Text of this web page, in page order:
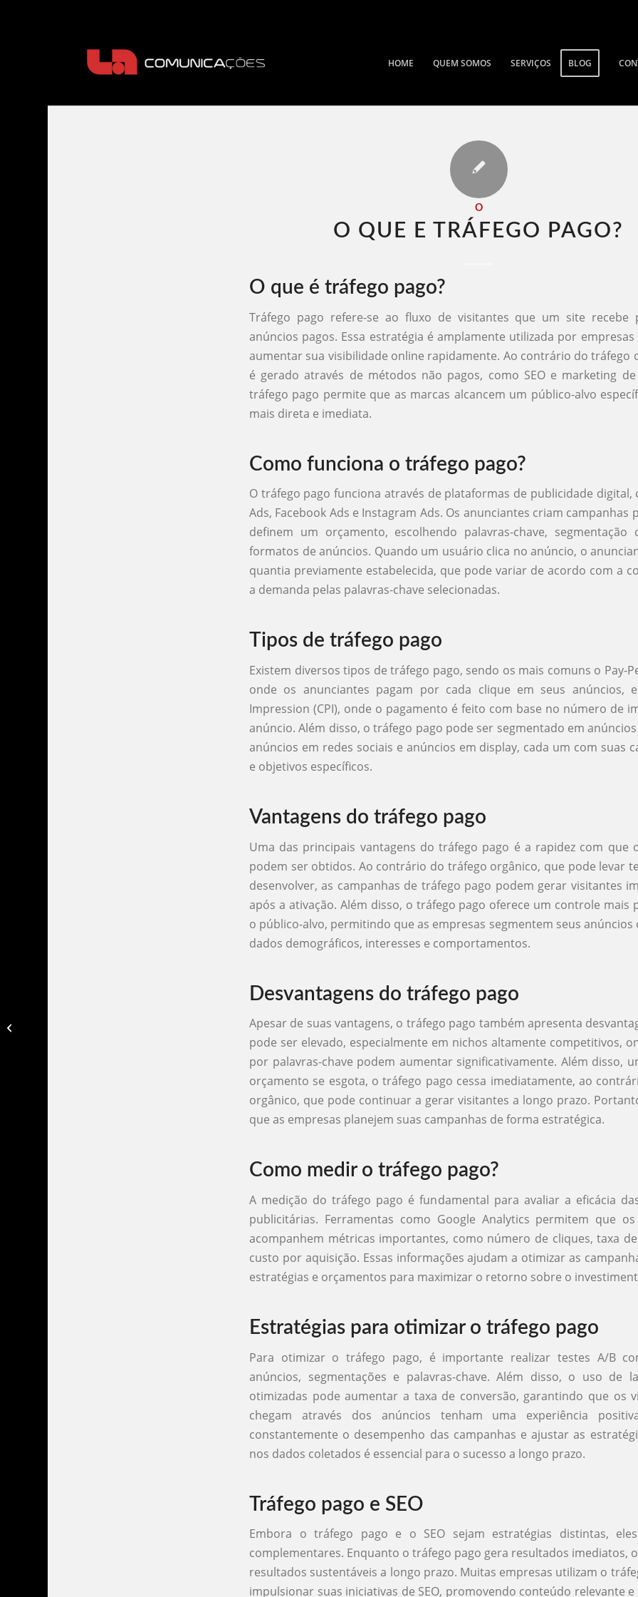
HOME QUEM SOMOS SERVIÇOS BLOG
O
O QUE E TRÁFEGO PAGO​?
O que é tráfego pago?
Tráfego pago refere-se ao fluxo de visitantes que um site recebe
anúncios pagos. Essa estratégia é amplamente utilizada por empresas
aumentar sua visibilidade online rapidamente. Ao contrário do tráfego
é gerado através de métodos não pagos, como SEO e marketing
tráfego pago permite que as marcas alcancem um público-alvo
mais direta e imediata.
Como funciona o tráfego pago?
O tráfego pago funciona através de plataformas de publicidade digital,
Ads, Facebook Ads e Instagram Ads. Os anunciantes criam campanhas
definem um orçamento, escolhendo palavras-chave, segmentação
formatos de anúncios. Quando um usuário clica no anúncio, o
quantia previamente estabelecida, que pode variar de acordo com a
a demanda pelas palavras-chave selecionadas.
Tipos de tráfego pago
Existem diversos tipos de tráfego pago, sendo os mais comuns o Pay-
onde os anunciantes pagam por cada clique em seus anúncios,
Impression (CPI), onde o pagamento é feito com base no número de
anúncio. Além disso, o tráfego pago pode ser segmentado em
anúncios em redes sociais e anúncios em display, cada um com suas
e objetivos específicos.
Vantagens do tráfego pago
Uma das principais vantagens do tráfego pago é a rapidez com que
podem ser obtidos. Ao contrário do tráfego orgânico, que pode levar
desenvolver, as campanhas de tráfego pago podem gerar visitantes
após a ativação. Além disso, o tráfego pago oferece um controle mais
o público-alvo, permitindo que as empresas segmentem seus anúncios
dados demográficos, interesses e comportamentos.
Desvantagens do tráfego pago
Apesar de suas vantagens, o tráfego pago também apresenta
pode ser elevado, especialmente em nichos altamente competitivos,
por palavras-chave podem aumentar significativamente. Além disso,
orçamento se esgota, o tráfego pago cessa imediatamente, ao
orgânico, que pode continuar a gerar visitantes a longo prazo.
que as empresas planejem suas campanhas de forma estratégica.
Como medir o tráfego pago?
A medição do tráfego pago é fundamental para avaliar a eficácia
publicitárias. Ferramentas como Google Analytics permitem que
acompanhem métricas importantes, como número de cliques, taxa
custo por aquisição. Essas informações ajudam a otimizar as
estratégias e orçamentos para maximizar o retorno sobre o
Estratégias para otimizar o tráfego pago
Para otimizar o tráfego pago, é importante realizar testes A/B
anúncios, segmentações e palavras-chave. Além disso, o uso de
otimizadas pode aumentar a taxa de conversão, garantindo que os
chegam através dos anúncios tenham uma experiência
constantemente o desempenho das campanhas e ajustar as
nos dados coletados é essencial para o sucesso a longo prazo.
Tráfego pago e SEO
Embora o tráfego pago e o SEO sejam estratégias distintas,
complementares. Enquanto o tráfego pago gera resultados imediatos, o
resultados sustentáveis a longo prazo. Muitas empresas utilizam o
impulsionar suas iniciativas de SEO, promovendo conteúdo relevante